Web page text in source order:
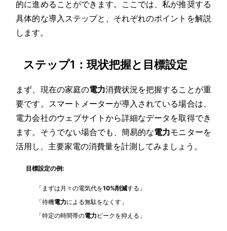
的に進めることができます。ここでは、私が推奨する
具体的な導入ステップと、それぞれのポイントを解説
します。
ステップ1：現状把握と目標設定
まず、現在の家庭の電力消費状況を把握することが重
要です。スマートメーターが導入されている場合は、
電力会社のウェブサイトから詳細なデータを取得でき
ます。そうでない場合でも、簡易的な電力モニターを
活用し、主要家電の消費量を計測してみましょう。
目標設定の例:
「まずは月々の電気代を10%削減する」
「待機電力による無駄をなくす」
「特定の時間帯の電力 ピークを抑える」